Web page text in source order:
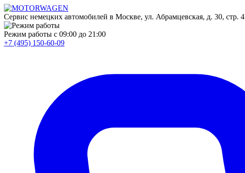
Сервис немецких автомобилей в Москве, ул. Абрамцевская, д. 30, стр. 4
Режим работы с 09:00 до 21:00
+7 (495) 150-60-09